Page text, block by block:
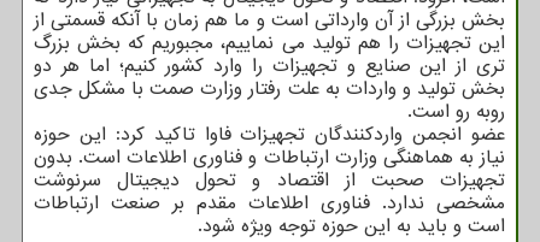
بخش بزرگی از آن وارداتی است و ما هم زمان با آنکه قسمتی از
این تجهیزات را هم تولید می نماییم، مجبوریم که بخش بزرگ
تری از این صنایع و تجهیزات را وارد کشور کنیم؛ اما هر دو
بخش تولید و واردات به علت رفتار وزارت صمت با مشکل جدی
روبه رو است.
عضو انجمن واردکنندگان تجهیزات فاوا تاکید کرد: این حوزه
نیاز به هماهنگی وزارت ارتباطات و فناوری اطلاعات است. بدون
تجهیزات صحبت از اقتصاد و تحول دیجیتال سرنوشت
مشخصی ندارد. فناوری اطلاعات مقدم بر صنعت ارتباطات
است و باید به این حوزه توجه ویژه شود.